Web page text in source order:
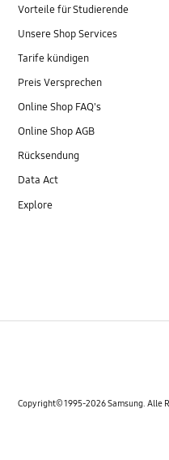
Vorteile für Studierende
Unsere Shop Services
Tarife kündigen
Preis Versprechen
Online Shop FAQ's
Online Shop AGB
Rücksendung
Data Act
Explore
Copyright© 1995-2026 Samsung. Alle